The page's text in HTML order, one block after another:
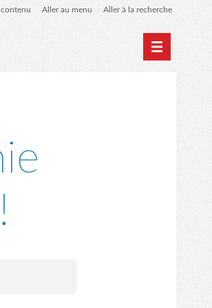
Aller au menu Aller à la recherche